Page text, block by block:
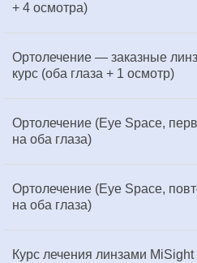
+ 4 осмотра)
Ортолечение — заказные
курс (оба глаза + 1 осмотр)
Ортолечение (Eye Space,
на оба глаза)
Ортолечение (Eye Space,
на оба глаза)
Курс лечения линзами